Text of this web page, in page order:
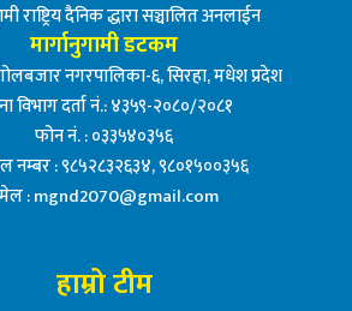
राष्ट्रिय दैनिक द्धारा सञ्चालित अनलाईन
मार्गानुगामी डटकम
नगरपालिका-६, सिरहा, मधेश प्रदेश
विभाग दर्ता नं.: ४३५९-२०८०/२०८१
फोन नं. : ०३३५४०३५६
नम्बर : ९८५२८३२६३४, ९८०१५००३५६
:mgnd2070@gmail.com
हाम्रो टीम